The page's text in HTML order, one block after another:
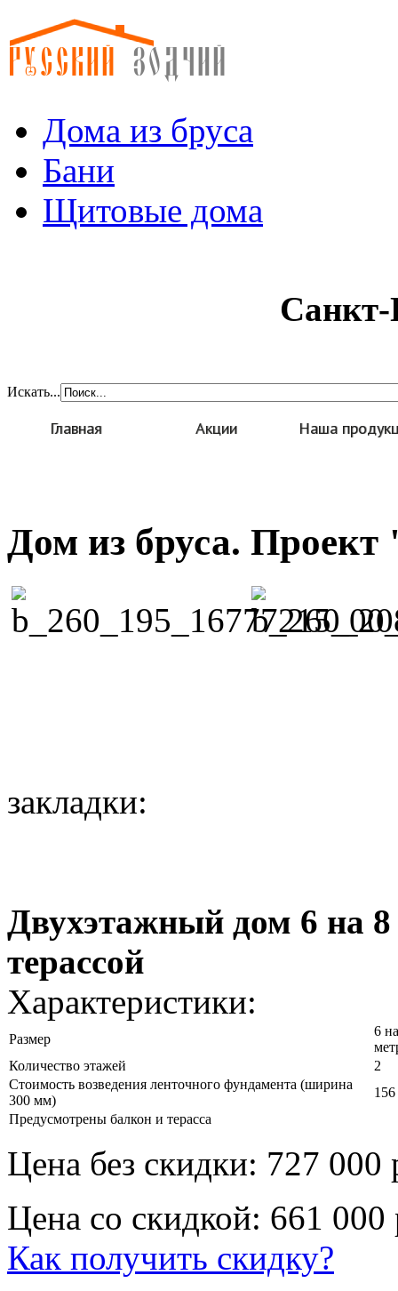
Дома из бруса
Бани
Щитовые дома
Санкт-
Искать...
Главная Акции Наша
Дом из бруса.
закладки:
Двухэтажный дом 6 на
терассой
Характеристики:
Размер
6
Количество этажей
2
Стоимость возведения ленточного фундамента (ширина
300 мм)
Предусмотрены балкон и терасса
Цена без скидки: 727 000
Цена со скидкой: 661 000
Как получить скидку?